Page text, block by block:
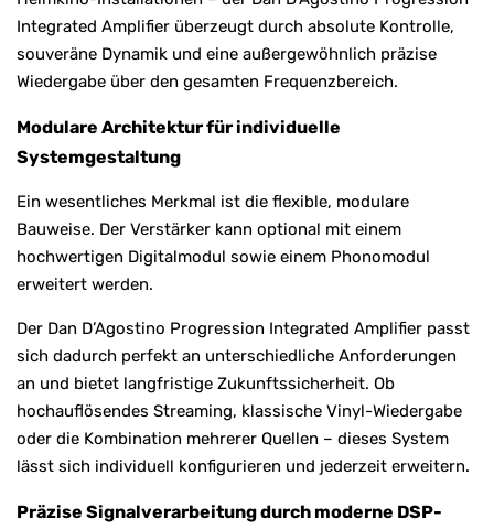
Integrated Amplifier überzeugt durch absolute Kontrolle,
souveräne Dynamik und eine außergewöhnlich präzise
Wiedergabe über den gesamten Frequenzbereich.
Modulare Architektur für individuelle
Systemgestaltung
Ein wesentliches Merkmal ist die flexible, modulare
Bauweise. Der Verstärker kann optional mit einem
hochwertigen Digitalmodul sowie einem Phonomodul
erweitert werden.
Der Dan D’Agostino Progression Integrated Amplifier passt
sich dadurch perfekt an unterschiedliche Anforderungen
an und bietet langfristige Zukunftssicherheit. Ob
hochauflösendes Streaming, klassische Vinyl-Wiedergabe
oder die Kombination mehrerer Quellen – dieses System
lässt sich individuell konfigurieren und jederzeit erweitern.
Präzise Signalverarbeitung durch moderne DSP-